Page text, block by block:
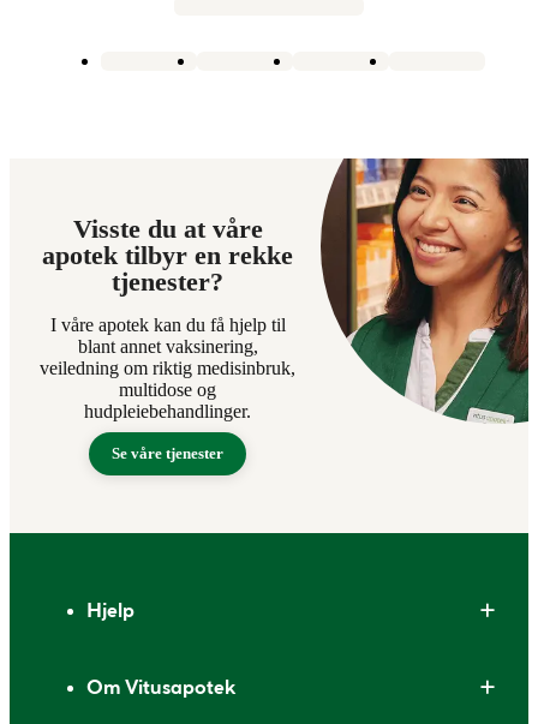
Visste du at våre
apotek tilbyr en rekke
tjenester?
I våre apotek kan du få hjelp til
blant annet vaksinering,
veiledning om riktig medisinbruk,
multidose og
hudpleiebehandlinger.
Se våre tjenester
Hjelp
Om Vitusapotek